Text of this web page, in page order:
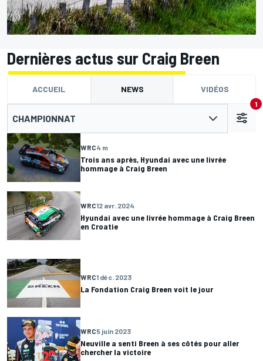
Dernières actus sur Craig Breen
ACCUEIL NEWS VIDÉOS
CHAMPIONNAT
1
WRC4 m
Trois ans après, Hyundai avec une livrée
hommage à Craig Breen
WRC12 avr. 2024
Hyundai avec une livrée hommage à Craig Breen
en Croatie
WRC1 déc. 2023
La Fondation Craig Breen voit le jour
WRC5 juin 2023
Neuville a senti Breen à ses côtés pour aller
chercher la victoire